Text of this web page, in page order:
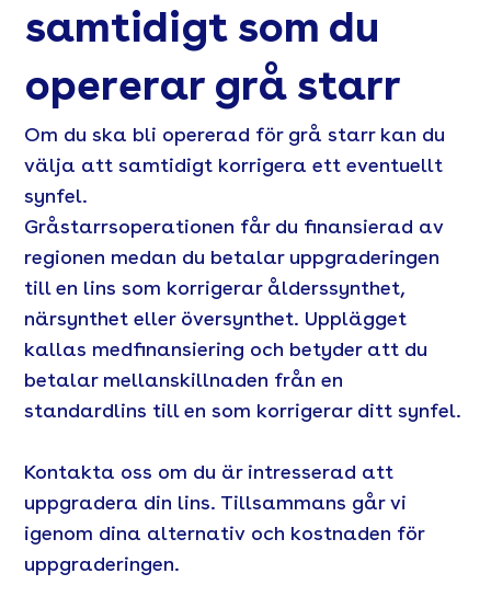
samtidigt som du
opererar grå starr
Om du ska bli opererad för grå starr kan du
välja att samtidigt korrigera ett eventuellt
synfel.
Gråstarrsoperationen får du finansierad av
regionen medan du betalar uppgraderingen
till en lins som korrigerar ålderssynthet,
närsynthet eller översynthet. Upplägget
kallas medfinansiering och betyder att du
betalar mellanskillnaden från en
standardlins till en som korrigerar ditt synfel.
Kontakta oss om du är intresserad att
uppgradera din lins. Tillsammans går vi
igenom dina alternativ och kostnaden för
uppgraderingen.